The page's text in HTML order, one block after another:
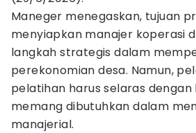
Maneger menegaskan, tujuan
menyiapkan manajer koperasi
langkah strategis dalam
perekonomian desa. Namun,
pelatihan harus selaras
memang dibutuhkan dalam
manajerial.